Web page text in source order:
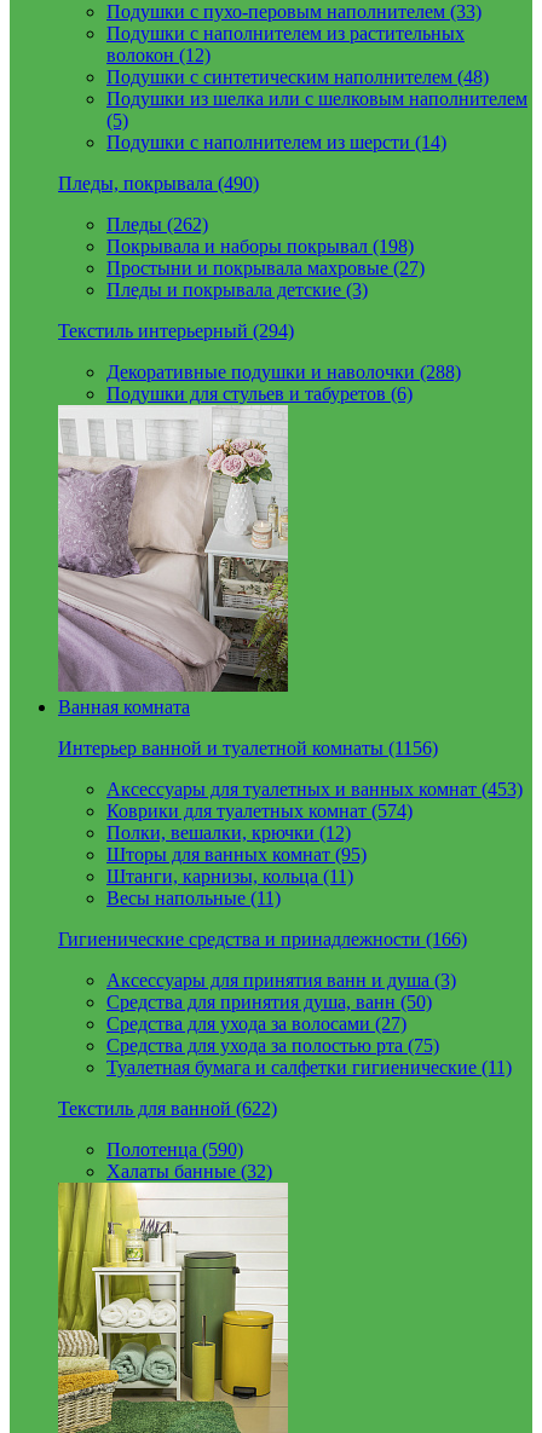
Подушки с пухо-перовым наполнителем (33)
Подушки с наполнителем из растительных
волокон (12)
Подушки с синтетическим наполнителем (48)
Подушки из шелка или с шелковым наполнителем
(5)
Подушки с наполнителем из шерсти (14)
Пледы, покрывала (490)
Пледы (262)
Покрывала и наборы покрывал (198)
Простыни и покрывала махровые (27)
Пледы и покрывала детские (3)
Текстиль интерьерный (294)
Декоративные подушки и наволочки (288)
Подушки для стульев и табуретов (6)
Ванная комната
Интерьер ванной и туалетной комнаты (1156)
Аксессуары для туалетных и ванных комнат (453)
Коврики для туалетных комнат (574)
Полки, вешалки, крючки (12)
Шторы для ванных комнат (95)
Штанги, карнизы, кольца (11)
Весы напольные (11)
Гигиенические средства и принадлежности (166)
Аксессуары для принятия ванн и душа (3)
Средства для принятия душа, ванн (50)
Средства для ухода за волосами (27)
Средства для ухода за полостью рта (75)
Туалетная бумага и салфетки гигиенические (11)
Текстиль для ванной (622)
Полотенца (590)
Халаты банные (32)